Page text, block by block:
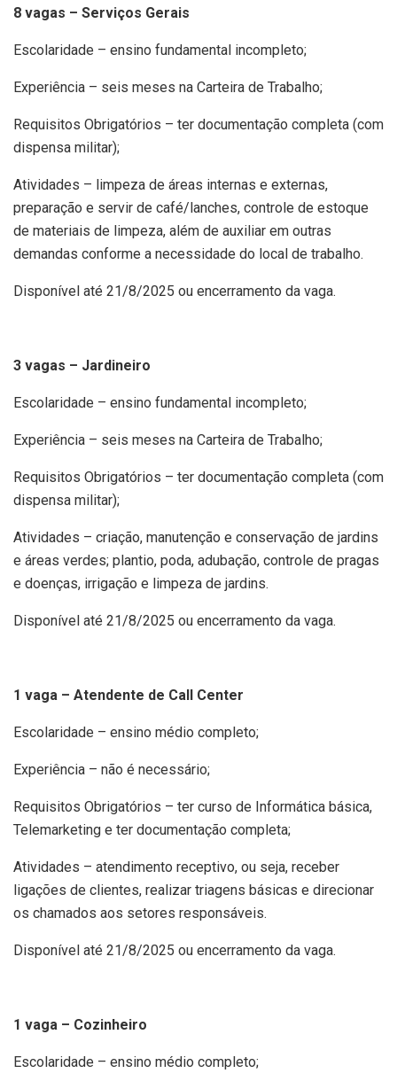
8 vagas – Serviços Gerais
Escolaridade – ensino fundamental incompleto;
Experiência – seis meses na Carteira de Trabalho;
Requisitos Obrigatórios – ter documentação completa (com
dispensa militar);
Atividades – limpeza de áreas internas e externas,
preparação e servir de café/lanches, controle de estoque
de materiais de limpeza, além de auxiliar em outras
demandas conforme a necessidade do local de trabalho.
Disponível até 21/8/2025 ou encerramento da vaga.
3 vagas – Jardineiro
Escolaridade – ensino fundamental incompleto;
Experiência – seis meses na Carteira de Trabalho;
Requisitos Obrigatórios – ter documentação completa (com
dispensa militar);
Atividades – criação, manutenção e conservação de jardins
e áreas verdes; plantio, poda, adubação, controle de pragas
e doenças, irrigação e limpeza de jardins.
Disponível até 21/8/2025 ou encerramento da vaga.
1 vaga – Atendente de Call Center
Escolaridade – ensino médio completo;
Experiência – não é necessário;
Requisitos Obrigatórios – ter curso de Informática básica,
Telemarketing e ter documentação completa;
Atividades – atendimento receptivo, ou seja, receber
ligações de clientes, realizar triagens básicas e direcionar
os chamados aos setores responsáveis.
Disponível até 21/8/2025 ou encerramento da vaga.
1 vaga – Cozinheiro
Escolaridade – ensino médio completo;